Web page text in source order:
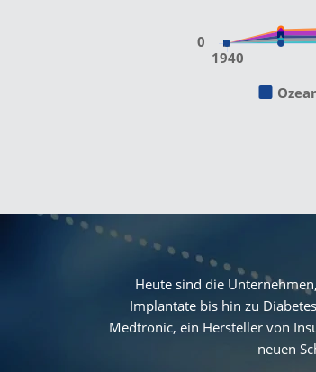
1940
0
Heute sind die
Implantate bis hin zu
Medtronic, ein Hersteller von
neuen